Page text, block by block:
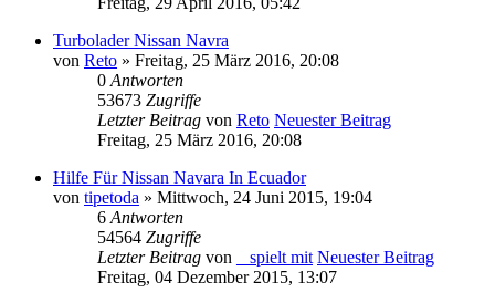
Turbolader Nissan Navra
von Reto » Freitag, 25 März 2016, 20:08
0 Antworten
53673 Zugriffe
Letzter Beitrag von Reto Neuester Beitrag
Freitag, 25 März 2016, 20:08
Hilfe Für Nissan Navara In Ecuador
von tipetoda » Mittwoch, 24 Juni 2015, 19:04
6 Antworten
54564 Zugriffe
Letzter Beitrag von _ spielt mit Neuester Beitrag
Freitag, 04 Dezember 2015, 13:07